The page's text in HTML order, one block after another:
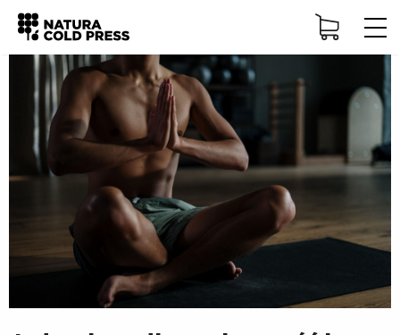
Logowanie
Zaloguj
Nie pamiętasz hasła?
Zapamiętaj mnie
Nie masz konta? Zarejestruj się
Diety sokowe
Abonament
Bazarek